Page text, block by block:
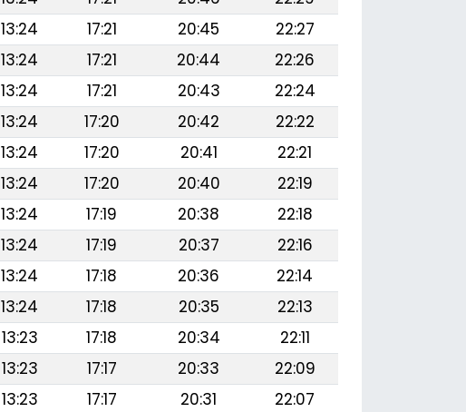
13:24 17:21 20:45
22:27
13:24 17:21 20:44
22:26
13:24 17:21 20:43
22:24
13:24 17:20 20:42
22:22
13:24 17:20 20:41
22:21
13:24 17:20 20:40
22:19
13:24 17:19 20:38
22:18
13:24 17:19 20:37
22:16
13:24 17:18 20:36
22:14
13:24 17:18 20:35
22:13
13:23 17:18 20:34
22:11
13:23 17:17 20:33
22:09
13:23 17:17 20:31
22:07